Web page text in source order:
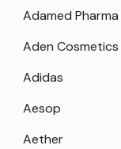
Adamed Pharma
Aden Cosmetics
Adidas
Aesop
Aether